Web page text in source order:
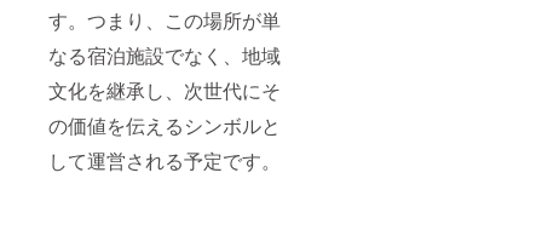
す。つまり、この場所が単
なる宿泊施設でなく、地域
文化を継承し、次世代にそ
の価値を伝えるシンボルと
して運営される予定です。